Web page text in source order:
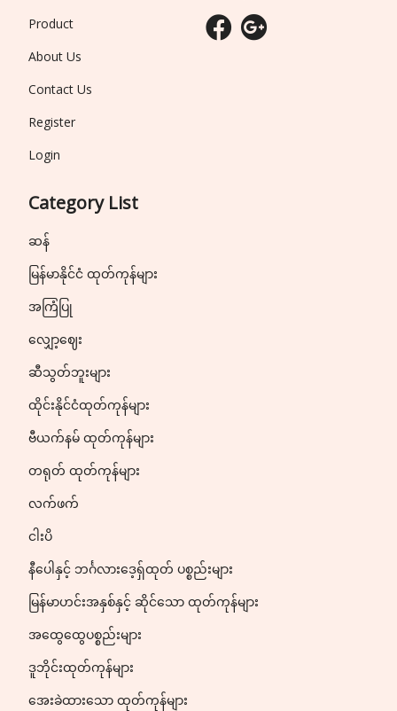
Product
About Us
Contact Us
Register
Login
Category List
ဆန်
မြန်မာနိုင်ငံ ထုတ်ကုန်များ
အကြံပြု
လျှော့ဈေး
ဆီသွတ်ဘူးများ
ထိုင်းနိုင်ငံထုတ်ကုန်များ
ဗီယက်နမ် ထုတ်ကုန်များ
တရုတ် ထုတ်ကုန်များ
လက်ဖက်
ငါးပိ
နီပေါနှင့် ဘင်္ဂလားဒေ့ရှ်ထုတ် ပစ္စည်းများ
မြန်မာဟင်းအနှစ်နှင့် ဆိုင်သော ထုတ်ကုန်များ
အထွေထွေပစ္စည်းများ
ဒူဘိုင်းထုတ်ကုန်များ
အေးခဲထားသော ထုတ်ကုန်များ